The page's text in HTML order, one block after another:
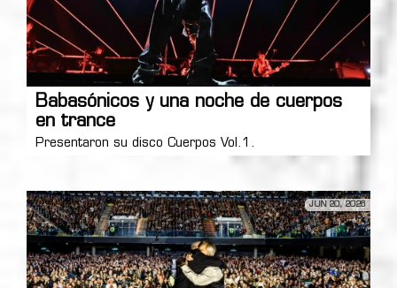
Babasónicos y una noche de cuerpos
en trance
Presentaron su disco Cuerpos Vol.1.
JUN 20, 2026